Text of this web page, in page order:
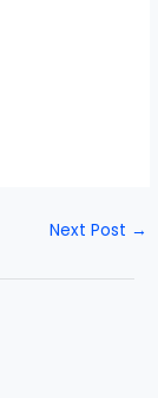
Next Post →